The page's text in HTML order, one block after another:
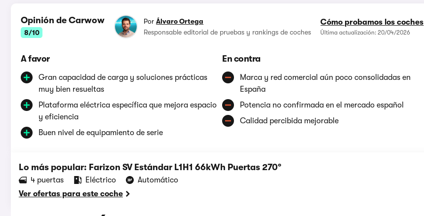
Opinión de Carwow
8/10
Cómo probamos los coches
Última actualización: 20/04/2026
PorÁlvaro Ortega
Responsable editorial de pruebas y rankings de coches
A favor
Gran capacidad de carga y soluciones prácticas
muy bien resueltas
Plataforma eléctrica específica que mejora espacio
y eficiencia
Buen nivel de equipamiento de serie
En contra
Marca y red comercial aún poco consolidadas en
España
Potencia no confirmada en el mercado español
Calidad percibida mejorable
Lo más popular: Farizon SV Estándar L1H1 66kWh Puertas 270º
4 puertas Eléctrico
Automático
Ver ofertas para este coche